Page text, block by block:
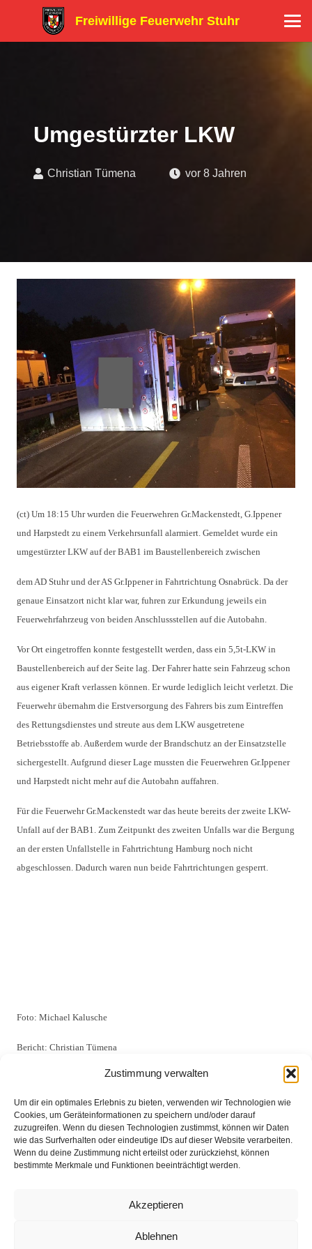
Zustimmung verwalten
Um dir ein optimales Erlebnis zu bieten, verwenden wir Technologien wie
Cookies, um Geräteinformationen zu speichern und/oder darauf
zuzugreifen. Wenn du diesen Technologien zustimmst, können wir Daten
wie das Surfverhalten oder eindeutige IDs auf dieser Website verarbeiten.
Wenn du deine Zustimmung nicht erteilst oder zurückziehst, können
bestimmte Merkmale und Funktionen beeinträchtigt werden.
Akzeptieren
Ablehnen
Freiwillige Feuerwehr Stuhr
Umgestürzter LKW
Christian Tümena vor 8 Jahren
(ct) Um 18:15 Uhr wurden die Feuerwehren Gr.Mackenstedt, G.Ippener
und Harpstedt zu einem Verkehrsunfall alarmiert. Gemeldet wurde ein
umgestürzter LKW auf der BAB1 im Baustellenbereich zwischen
dem AD Stuhr und der AS Gr.Ippener in Fahrtrichtung Osnabrück. Da der
genaue Einsatzort nicht klar war, fuhren zur Erkundung jeweils ein
Feuerwehrfahrzeug von beiden Anschlussstellen auf die Autobahn.
Vor Ort eingetroffen konnte festgestellt werden, dass ein 5,5t-LKW in
Baustellenbereich auf der Seite lag. Der Fahrer hatte sein Fahrzeug schon
aus eigener Kraft verlassen können. Er wurde lediglich leicht verletzt. Die
Feuerwehr übernahm die Erstversorgung des Fahrers bis zum Eintreffen
des Rettungsdienstes und streute aus dem LKW ausgetretene
Betriebsstoffe ab. Außerdem wurde der Brandschutz an der Einsatzstelle
sichergestellt. Aufgrund dieser Lage mussten die Feuerwehren Gr.Ippener
und Harpstedt nicht mehr auf die Autobahn auffahren.
Für die Feuerwehr Gr.Mackenstedt war das heute bereits der zweite LKW-
Unfall auf der BAB1. Zum Zeitpunkt des zweiten Unfalls war die Bergung
an der ersten Unfallstelle in Fahrtrichtung Hamburg noch nicht
abgeschlossen. Dadurch waren nun beide Fahrtrichtungen gesperrt.
Foto: Michael Kalusche
Bericht: Christian Tümena
Eingesetzte Kräfte: Feuerwehr Groß Mackenstedt +++
Rettungsdienst +++ Feuerwehr Harpstedt +++
Feuerwehr Gr. Ippener +++ Autobahnpolizei